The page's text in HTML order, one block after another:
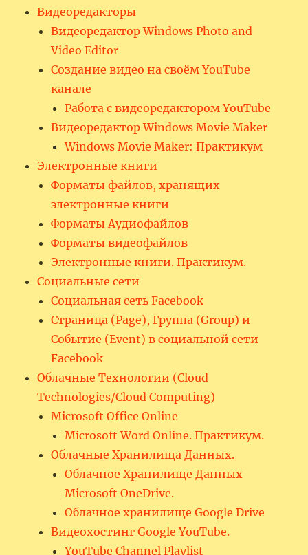
Видеоредакторы
Видеоредактор Windows Photo and
Video Editor
Создание видео на своём YouTube
канале
Работа с видеоредактором YouTube
Видеоредактор Windows Movie Maker
Windows Movie Maker: Практикум
Электронные книги
Форматы файлов, хранящих
электронные книги
Форматы Аудиофайлов
Форматы видеофайлов
Электронные книги. Практикум.
Социальные сети
Социальная сеть Facebook
Страница (Page), Группа (Group) и
Событие (Event) в социальной сети
Facebook
Облачные Технологии (Cloud
Technologies/Cloud Computing)
Microsoft Office Online
Microsoft Word Online. Практикум.
Облачные Хранилища Данных.
Облачное Хранилище Данных
Microsoft OneDrive.
Облачное хранилище Google Drive
Видеохостинг Google YouTube.
YouTube Channel Playlist